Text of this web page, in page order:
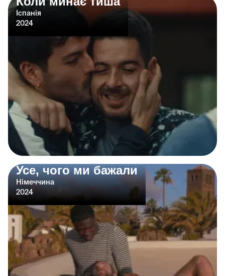
Іспанія
2024
Усе, чого ми бажали
Німеччина
2024